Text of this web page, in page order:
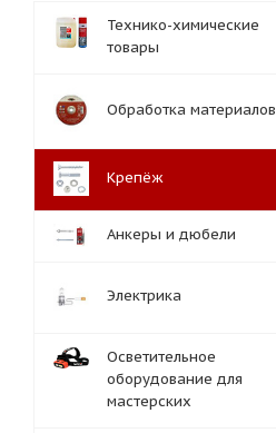
Технико-химические
товары
Обработка материалов
Крепёж
Анкеры и дюбели
Электрика
Осветительное
оборудование для
мастерских